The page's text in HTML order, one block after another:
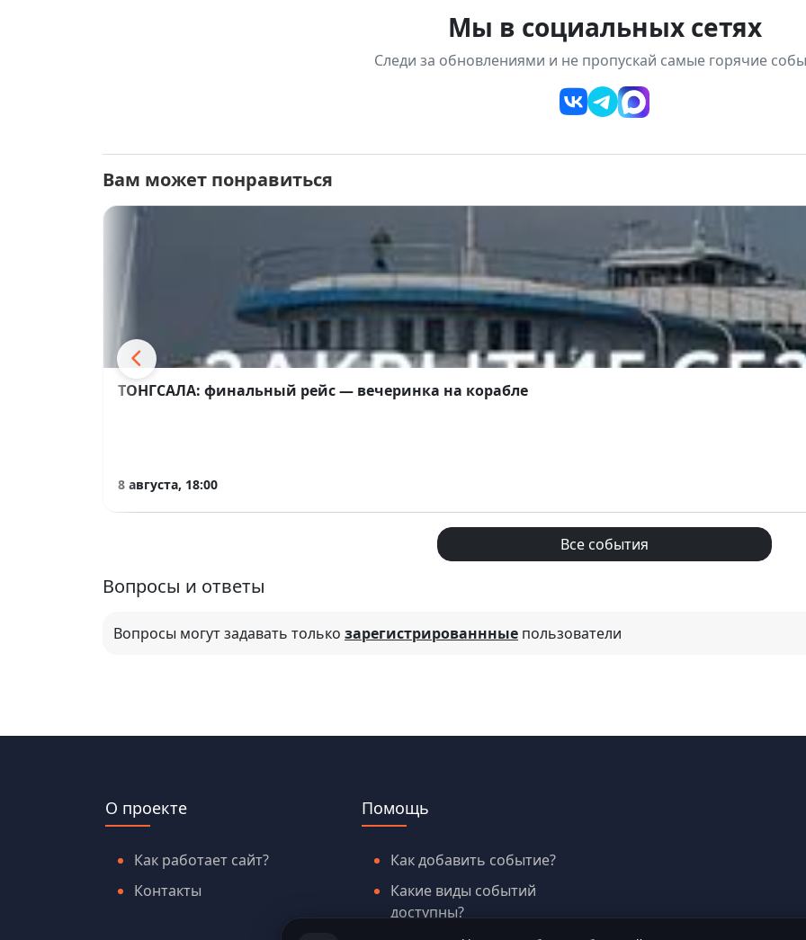
Мы в социальных сетях
Следи за обновлениями и не пропускай самые горячие
Вам может понравиться
ТОНГСАЛА: финальный рейс — вечеринка на корабле
8 августа, 18:00
Все события
Вопросы и ответы
Вопросы могут задавать только зарегистрированнные пользователи
О проекте
Как работает сайт?
Контакты
Помощь
Как добавить событие?
Какие виды событий
доступны?